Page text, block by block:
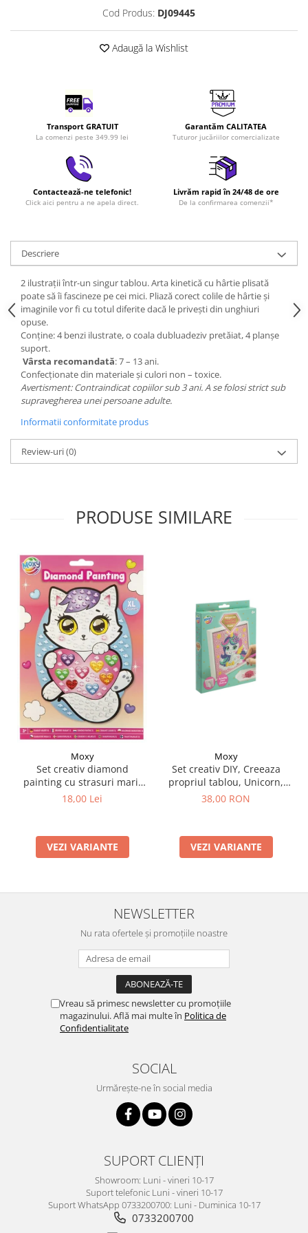
LEGO Creator Expert
LEGO Speed Champions
Cod Produs: DJ09445
Adaugă la Wishlist
Transport GRATUIT
La comenzi peste 349.99 lei
Garantăm CALITATEA
Tuturor jucăriilor comercializate
Contactează-ne telefonic!
Click aici pentru a ne apela direct.
Livrăm rapid în 24/48 de ore
De la confirmarea comenzii*
Descriere
2 ilustrații într-un singur tablou. Arta kinetică cu hârtie plisată
poate să îi fascineze pe cei mici. Pliază corect colile de hârtie și
imaginile vor fi cu totul diferite dacă le privești din unghiuri
opuse.
Conține: 4 benzi ilustrate, o coala dubluadeziv pretăiat, 4 planșe
suport.
Vârsta recomandată: 7 – 13 ani.
Confecționate din materiale și culori non – toxice.
Avertisment: Contraindicat copiilor sub 3 ani. A se folosi strict sub
supravegherea unei persoane adulte.
Informatii conformitate produs
Review-uri(0)
PRODUSE SIMILARE
Moxy
Set creativ diamond
painting cu strasuri mari,
A5
18,00 Lei
VEZI VARIANTE
Moxy
Set creativ DIY, Creeaza
propriul tablou, Unicorn,
Moxy
38,00 RON
VEZI VARIANTE
NEWSLETTER
Nu rata ofertele și promoțiile noastre
Vreau să primesc newsletter cu promoțiile
magazinului. Află mai multe în Politica de
Confidentialitate
SOCIAL
Urmărește-ne în social media
SUPORT CLIENȚI
Showroom: Luni - vineri 10-17
Suport telefonic Luni - vineri 10-17
Suport WhatsApp 0733200700: Luni - Duminica 10-17
0733200700